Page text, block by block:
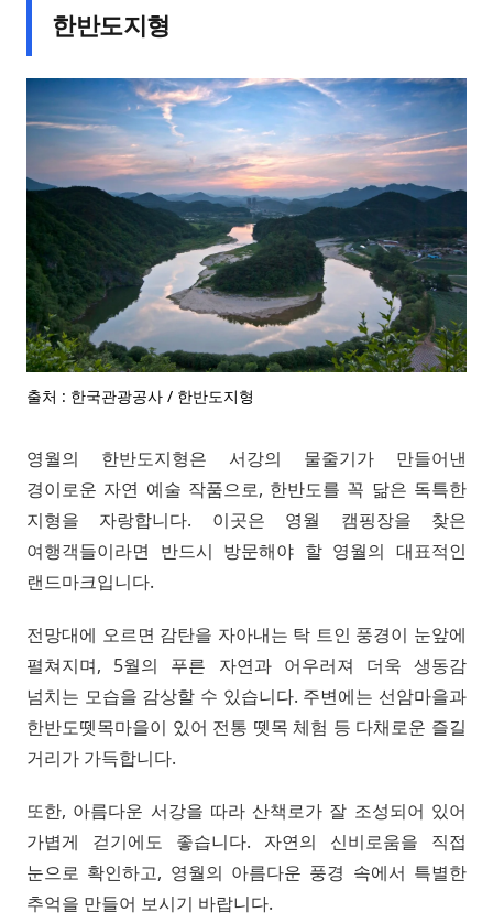
한반도지형
출처 : 한국관광공사 / 한반도지형
영월의 한반도지형은 서강의 물줄기가 만들어낸
경이로운 자연 예술 작품으로, 한반도를 꼭 닮은 독특한
지형을 자랑합니다. 이곳은 영월 캠핑장을 찾은
여행객들이라면 반드시 방문해야 할 영월의 대표적인
랜드마크입니다.
전망대에 오르면 감탄을 자아내는 탁 트인 풍경이 눈앞에
펼쳐지며, 5월의 푸른 자연과 어우러져 더욱 생동감
넘치는 모습을 감상할 수 있습니다. 주변에는 선암마을과
한반도뗏목마을이 있어 전통 뗏목 체험 등 다채로운 즐길
거리가 가득합니다.
또한, 아름다운 서강을 따라 산책로가 잘 조성되어 있어
가볍게 걷기에도 좋습니다. 자연의 신비로움을 직접
눈으로 확인하고, 영월의 아름다운 풍경 속에서 특별한
추억을 만들어 보시기 바랍니다.